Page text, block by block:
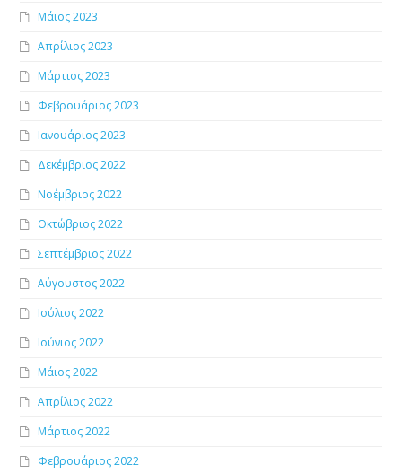
Μάιος 2023
Απρίλιος 2023
Μάρτιος 2023
Φεβρουάριος 2023
Ιανουάριος 2023
Δεκέμβριος 2022
Νοέμβριος 2022
Οκτώβριος 2022
Σεπτέμβριος 2022
Αύγουστος 2022
Ιούλιος 2022
Ιούνιος 2022
Μάιος 2022
Απρίλιος 2022
Μάρτιος 2022
Φεβρουάριος 2022